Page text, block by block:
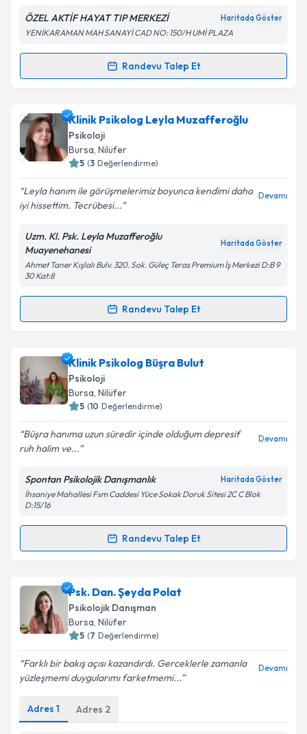
Kişisel verilerimin işlenmesine ilişkin
Aydınlatma
Metni'ni okudum ve kişisel verilerimin belirtilen
kapsamda işlenmesini kabul ediyorum.
ÖZEL AKTİF HAYAT TIP MERKEZİ Haritada Göster
YENİKARAMAN MAH SANAYİ CAD NO: 150/H UMİ PLAZA
Randevu Talep Et
Randevu Takvimi Talebi
Klinik Psikolog Fatma Nur Ariçin randevu takvimi
talebi oluşturun. Size bu uzmandan randevu almanız
için bir takvim hazırlandığında e-posta ile
bilgilendireceğiz.
E-posta Adresiniz
Kişisel verilerimin işlenmesine ilişkin
Metni'ni okudum ve kişisel verilerimin belirtilen
Takvim Talebini Gönder
Klinik Psikolog Leyla Muzafferoğlu
Psikoloji
Bursa, Nilüfer
5 (3 Değerlendirme)
Leyla hanım ile görüşmelerimiz boyunca kendimi daha
iyi hissettim. Tecrübesi...
Devamı
Uzm. Kl. Psk. Leyla Muzafferoğlu
Muayenehanesi
Haritada Göster
Ahmet Taner Kışlalı Bulv. 320. Sok. Güleç Teras Premium İş Merkezi D:B 9
30 Kat:8
Randevu Talep Et
Randevu Takvimi Talebi
Klinik Psikolog Leyla Muzafferoğlu
takvimi talebi oluşturun. Size bu uzmandan randevu
almanız için bir takvim hazırlandığında e-posta ile
bilgilendireceğiz.
E-posta Adresiniz
Kişisel verilerimin işlenmesine ilişkinAydınlatma
kapsamda işlenmesini kabul ediyorum.
Klinik Psikolog Büşra Bulut
Psikoloji
Bursa, Nilüfer
5 (10 Değerlendirme)
Büşra hanıma uzun süredir içinde olduğum depresif
ruh halim ve...
Devamı
Spontan Psikolojik Danışmanlık Haritada Göster
İhsaniye Mahallesi Fsm Caddesi Yüce Sokak Doruk Sitesi 2C C Blok
D:15/16
Randevu Talep Et
Randevu Takvimi Talebi
Klinik Psikolog Büşra Bulutiçin randevu takvimi
talebi oluşturun. Size bu uzmandan randevu almanız
için bir takvim hazırlandığında e-posta ile
bilgilendireceğiz.
E-posta Adresiniz
Kişisel verilerimin işlenmesine ilişkinAydınlatma
Psk. Dan. Şeyda Polat
Psikolojik Danışman
Bursa, Nilüfer
5 (7 Değerlendirme)
Farklı bir bakış açısı kazandırdı. Gerceklerle zamanla
yüzleşmemi duygularımı farketmemi...
Devamı
Adres 1 Adres 2